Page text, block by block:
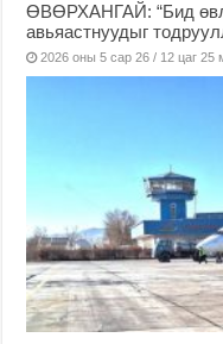
ӨВӨРХАНГАЙ: “Бид
авьяастнуудыг
2026 оны 5 сар 26 / 12 цаг 25